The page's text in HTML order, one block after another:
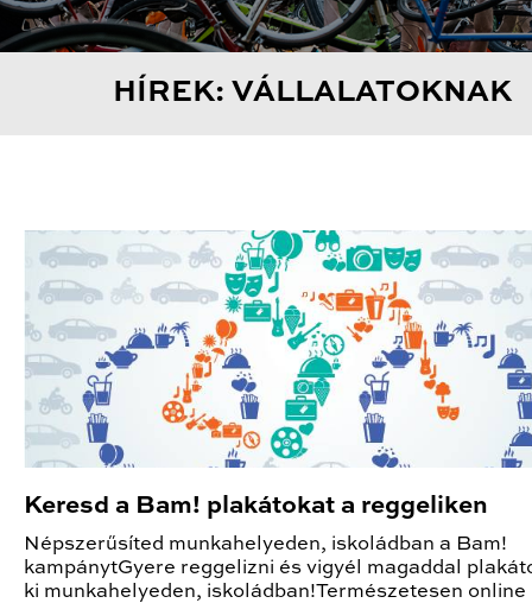
HÍREK: VÁLLALATOKNAK
Keresd a Bam! plakátokat a reggeliken
Népszerűsíted munkahelyeden, iskoládban a Bam!
kampánytGyere reggelizni és vigyél magaddal
ki munkahelyeden, iskoládban!Természetesen online